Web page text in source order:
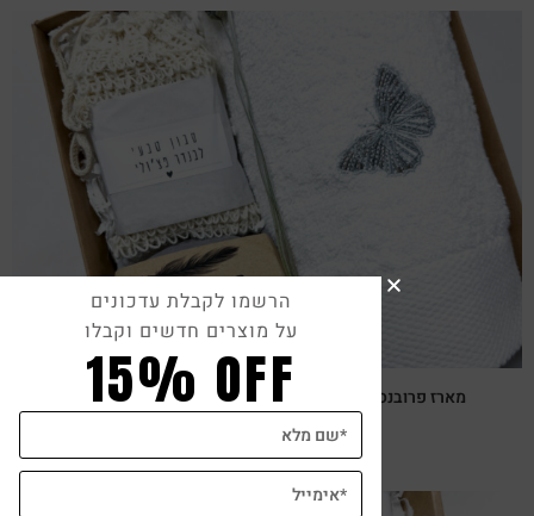
צפייה מהירה
מארז פרובנס, מגבת רקומה, סבון טבעי וצנצנת לבנדר ריחני
159
הרשמו לקבלת עדכונים
על מוצרים חדשים וקבלו
15% OFF